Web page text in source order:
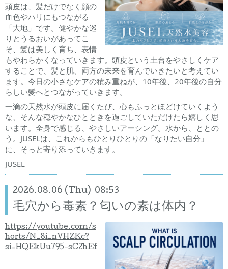
頭皮は、髪だけでなく顔の
血色やハリにもつながる
「大地」です。健やかな巡
りとうるおいがあってこ
そ、髪は美しく育ち、表情
もやわらかくなっていきます。頭皮という土台をやさしくケア
することで、髪と肌、両方の未来を育んでいきたいと考えてい
ます。今日の小さなケアの積み重ねが、10年後、20年後の自分
らしい髪へとつながっていきます。
一滴の天然水が頭皮に届くたび、心もふっとほどけていくよう
な、そんな穏やかなひとときを過ごしていただけたら嬉しく思
います。全身で感じる、やさしいアーシング。水から、ととの
う。JUSELは、これからもひとりひとりの「なりたい自分」
に、そっと寄り添っていきます。
JUSEL
2026.08.06 (Thu) 08:53
毛穴から毒素？匂いの素は体内？
https://youtube.com/s
horts/N_8i_nVHZKc?
si=HQEkUu795-sC2hEf